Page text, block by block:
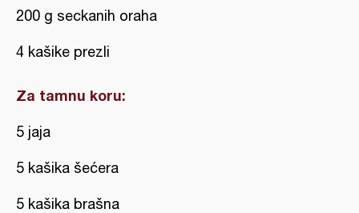
200 g seckanih oraha
4 kašike prezli
Za tamnu koru:
5 jaja
5 kašika šećera
5 kašika brašna